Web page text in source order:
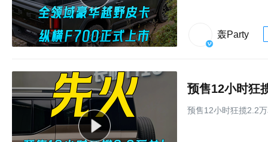
轰Party
预售12小时狂
预售12小时狂揽2.2